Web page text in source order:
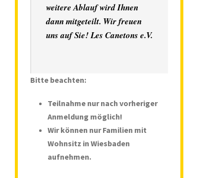
weitere Ablauf wird Ihnen
dann mitgeteilt. Wir freuen
uns auf Sie!Les Canetons e.V.
Bitte beachten:
Teilnahme nur nach vorheriger
Anmeldung möglich!
Wir können nur Familien mit
Wohnsitz in Wiesbaden
aufnehmen.